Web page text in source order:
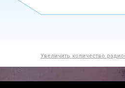
Увеличить количество